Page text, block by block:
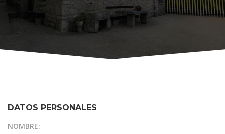
DATOS PERSONALES
NOMBRE: